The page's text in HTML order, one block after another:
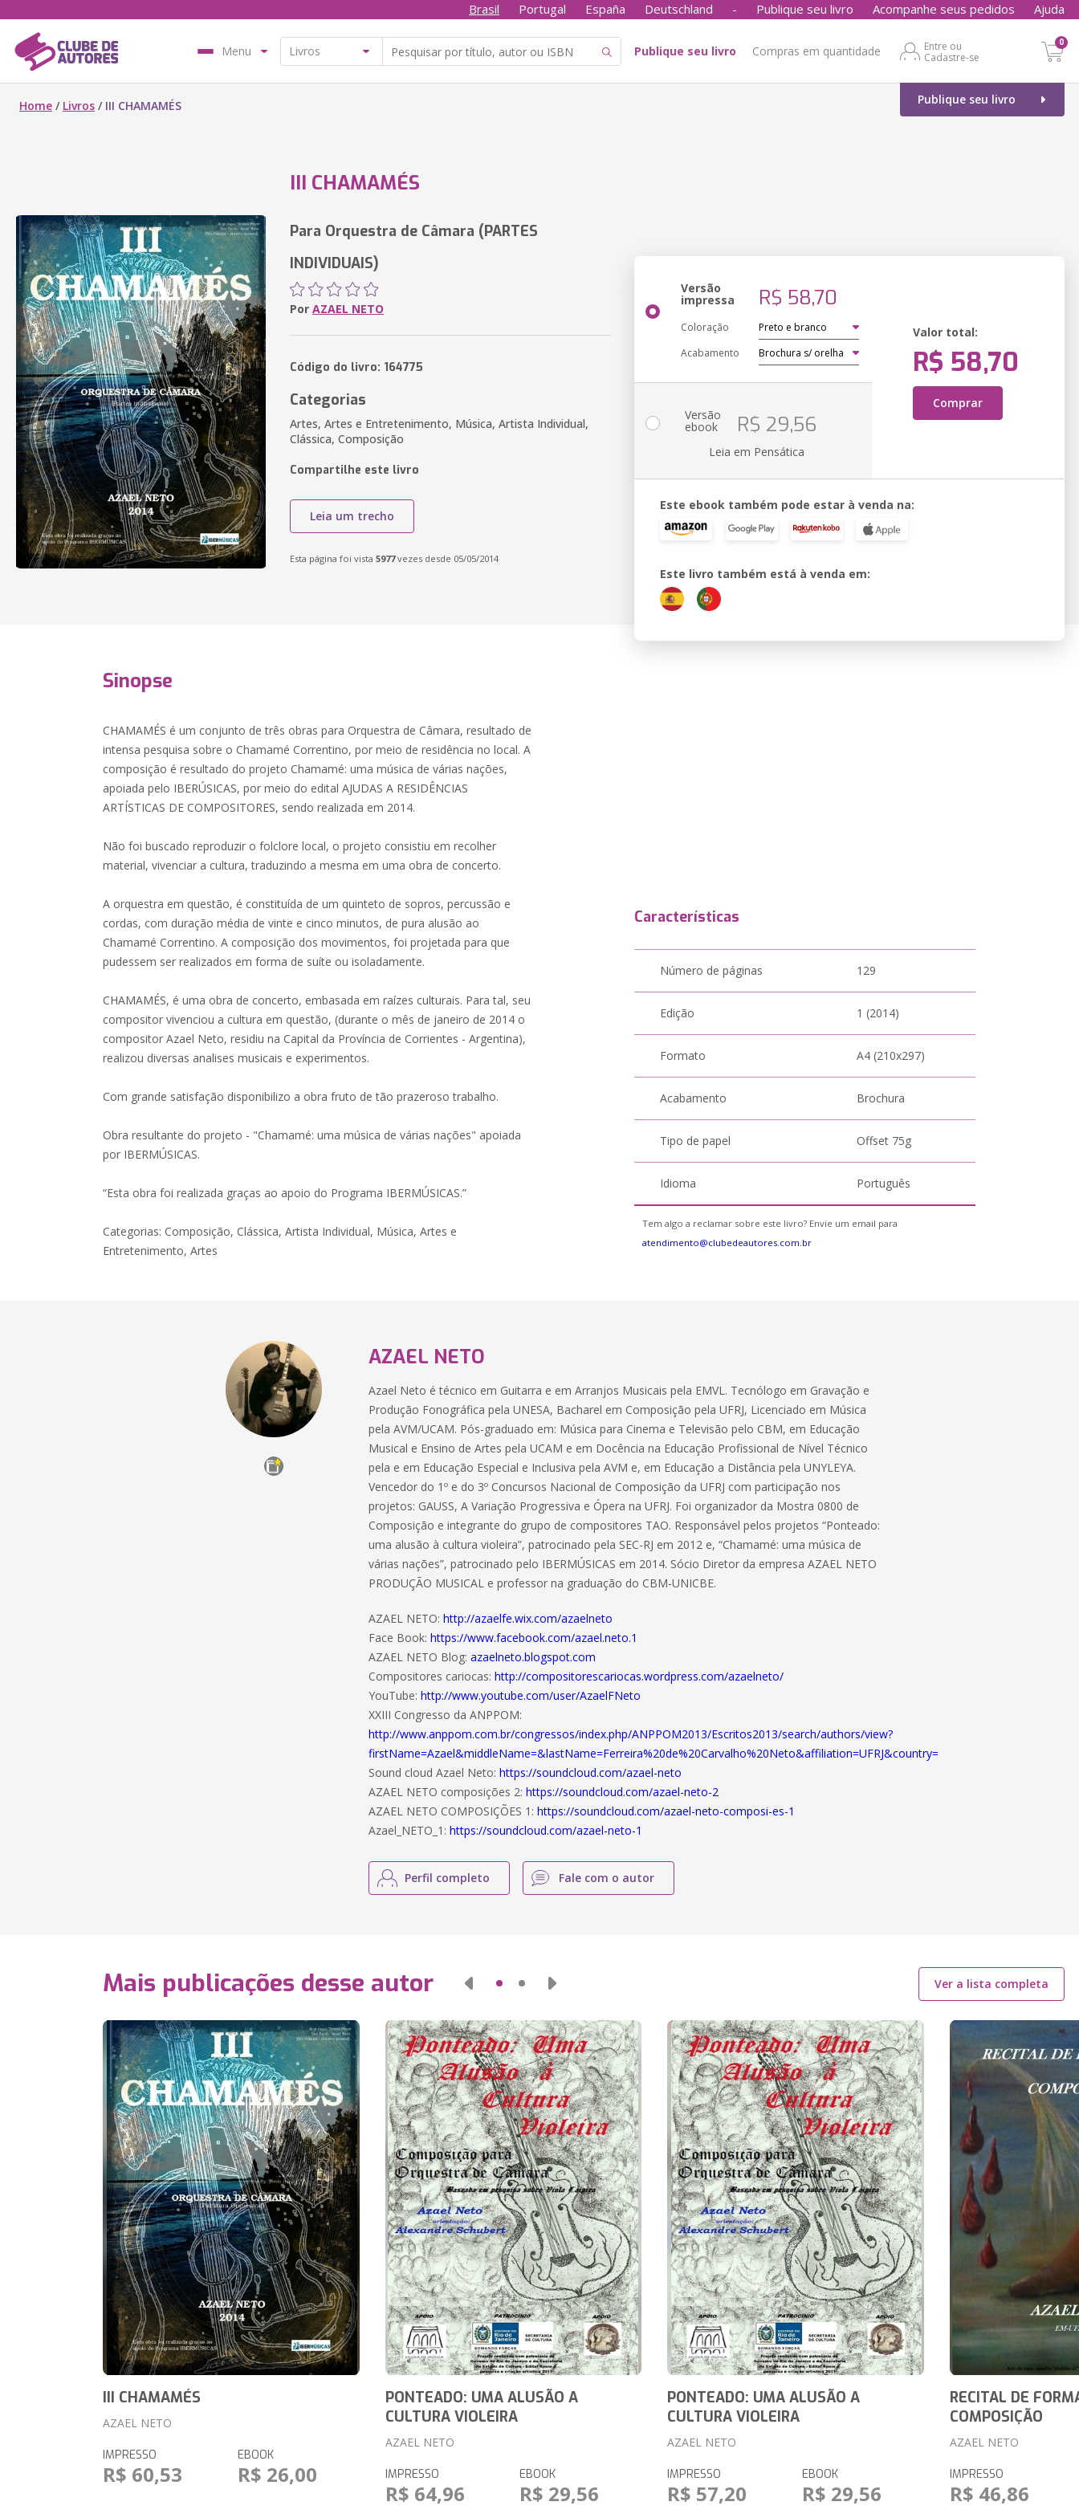
Brasil Portugal España Deutschland - Publique seu livro Acompanhe seus pedidos Ajuda
Menu Publique seu livro Compras em quantidade
Entre ou
Cadastre-se
0
Publique seu livro
Home / Livros / III CHAMAMÉS
III CHAMAMÉS
Para Orquestra de Câmara (PARTES
INDIVIDUAIS)
Por AZAEL NETO
Código do livro: 164775
Categorias
Artes, Artes e Entretenimento, Música, Artista Individual,
Clássica, Composição
Compartilhe este livro
Leia um trecho
Esta página foi vista 5977vezes desde 05/05/2014
Versão
impressa R$ 58,70
Coloração
Acabamento
Valor total:
R$ 58,70
Comprar
Versão
ebook R$ 29,56
Leia em Pensática
Este ebook também pode estar à venda na:
Este livro também está à venda em:
Sinopse
CHAMAMÉS é um conjunto de três obras para Orquestra de Câmara, resultado de
intensa pesquisa sobre o Chamamé Correntino, por meio de residência no local. A
composição é resultado do projeto Chamamé: uma música de várias nações,
apoiada pelo IBERÚSICAS, por meio do edital AJUDAS A RESIDÊNCIAS
ARTÍSTICAS DE COMPOSITORES, sendo realizada em 2014.
Não foi buscado reproduzir o folclore local, o projeto consistiu em recolher
material, vivenciar a cultura, traduzindo a mesma em uma obra de concerto.
A orquestra em questão, é constituída de um quinteto de sopros, percussão e
cordas, com duração média de vinte e cinco minutos, de pura alusão ao
Chamamé Correntino. A composição dos movimentos, foi projetada para que
pudessem ser realizados em forma de suíte ou isoladamente.
CHAMAMÉS, é uma obra de concerto, embasada em raízes culturais. Para tal, seu
compositor vivenciou a cultura em questão, (durante o mês de janeiro de 2014 o
compositor Azael Neto, residiu na Capital da Província de Corrientes - Argentina),
realizou diversas analises musicais e experimentos.
Com grande satisfação disponibilizo a obra fruto de tão prazeroso trabalho.
Obra resultante do projeto - "Chamamé: uma música de várias nações" apoiada
por IBERMÚSICAS.
“Esta obra foi realizada graças ao apoio do Programa IBERMÚSICAS.”
Categorias: Composição, Clássica, Artista Individual, Música, Artes e
Entretenimento, Artes
Características
Número de páginas 129
Edição 1 (2014)
Formato A4 (210x297)
Acabamento Brochura
Tipo de papel Offset 75g
Idioma Português
Tem algo a reclamar sobre este livro? Envie um email para
atendimento@clubedeautores.com.br
AZAEL NETO
Azael Neto é técnico em Guitarra e em Arranjos Musicais pela EMVL. Tecnólogo em Gravação e
Produção Fonográfica pela UNESA, Bacharel em Composição pela UFRJ, Licenciado em Música
pela AVM/UCAM. Pós-graduado em: Música para Cinema e Televisão pelo CBM, em Educação
Musical e Ensino de Artes pela UCAM e em Docência na Educação Profissional de Nível Técnico
pela e em Educação Especial e Inclusiva pela AVM e, em Educação a Distância pela UNYLEYA.
Vencedor do 1º e do 3º Concursos Nacional de Composição da UFRJ com participação nos
projetos: GAUSS, A Variação Progressiva e Ópera na UFRJ. Foi organizador da Mostra 0800 de
Composição e integrante do grupo de compositores TAO. Responsável pelos projetos “Ponteado:
uma alusão à cultura violeira”, patrocinado pela SEC-RJ em 2012 e, “Chamamé: uma música de
várias nações”, patrocinado pelo IBERMÚSICAS em 2014. Sócio Diretor da empresa AZAEL NETO
PRODUÇÃO MUSICAL e professor na graduação do CBM-UNICBE.
AZAEL NETO:http://azaelfe.wix.com/azaelneto
Face Book:https://www.facebook.com/azael.neto.1
AZAEL NETO Blog:azaelneto.blogspot.com
Compositores cariocas:http://compositorescariocas.wordpress.com/azaelneto/
YouTube:http://www.youtube.com/user/AzaelFNeto
XXIII Congresso da ANPPOM:
http://www.anppom.com.br/congressos/index.php/ANPPOM2013/Escritos2013/search/authors/view?
firstName=Azael&middleName=&lastName=Ferreira%20de%20Carvalho%20Neto&affiliation=UFRJ&country=
Sound cloud Azael Neto:https://soundcloud.com/azael-neto
AZAEL NETO composições 2:https://soundcloud.com/azael-neto-2
AZAEL NETO COMPOSIÇÕES 1:https://soundcloud.com/azael-neto-composi-es-1
Azael_NETO_1:https://soundcloud.com/azael-neto-1
Perfil completo Fale com o autor
Mais publicações desse autor Ver a lista completa
III CHAMAMÉS
AZAEL NETO
IMPRESSO
R$ 60,53
EBOOK
R$ 26,00
PONTEADO: UMA ALUSÃO A
CULTURA VIOLEIRA
AZAEL NETO
IMPRESSO
R$ 64,96
EBOOK
R$ 29,56
PONTEADO: UMA ALUSÃO A
CULTURA VIOLEIRA
AZAEL NETO
IMPRESSO
R$ 57,20
EBOOK
R$ 29,56
RECITAL DE
COMPOSIÇÃO
AZAEL NETO
IMPRESSO
R$ 46,86